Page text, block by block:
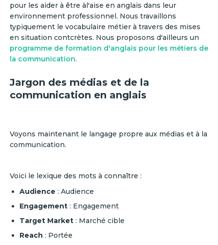
pour les aider à être àl'aise en anglais dans leur
environnement professionnel. Nous travaillons
typiquement le vocabulaire métier à travers des mises
en situation contcrètes. Nous proposons d'ailleurs un
programme de formation d'anglais pour les métiers de
la communication.
Jargon des médias et de la
communication en anglais
Voyons maintenant le langage propre aux médias et à la
communication.
Voici le lexique des mots à connaître :
Audience : Audience
Engagement : Engagement
Target Market : Marché cible
Reach : Portée